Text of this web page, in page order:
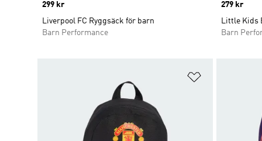
Price
299 kr
Liverpool FC Ryggsäck för barn
Barn Performance
Price
279 kr
Little Kids
Barn
Lägg till på